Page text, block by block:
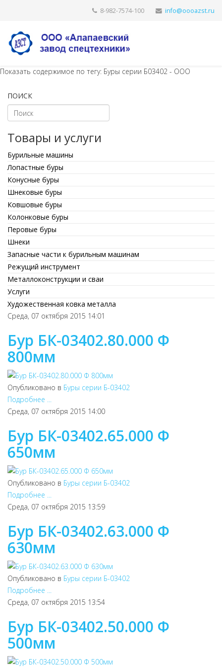
8-982-7574-100
Показать содержимое по тегу: Буры серии Б03402 - ООО
ПОИСК
Товары и услуги
Бурильные машины
Лопастные буры
Конусные буры
Шнековые буры
Ковшовые буры
Колонковые буры
Перовые буры
Шнеки
Запасные части к бурильным машинам
Режущий инструмент
Металлоконструкции и сваи
Услуги
Художественная ковка металла
Среда, 07 октября 2015 14:01
Бур БК-03402.80.000 Ф
800мм
Опубликовано в Буры серии Б-03402
Подробнее ...
Среда, 07 октября 2015 14:00
Бур БК-03402.65.000 Ф
650мм
Опубликовано в Буры серии Б-03402
Подробнее ...
Среда, 07 октября 2015 13:59
Бур БК-03402.63.000 Ф
630мм
Опубликовано в Буры серии Б-03402
Подробнее ...
Среда, 07 октября 2015 13:54
Бур БК-03402.50.000 Ф
500мм